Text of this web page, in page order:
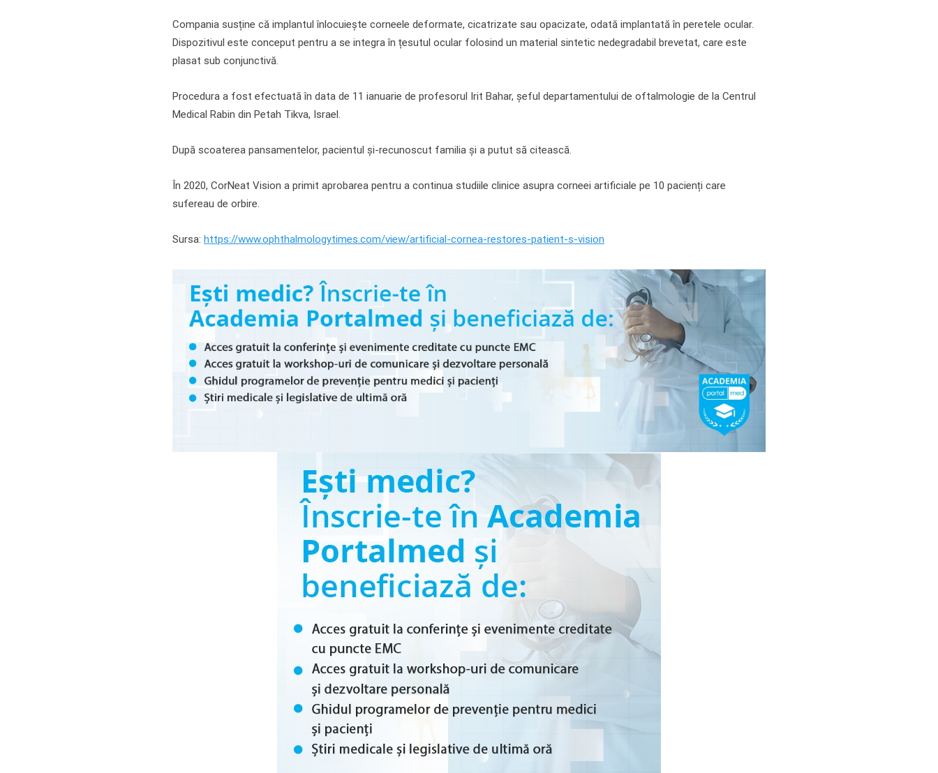
Compania susține că implantul înlocuiește corneele deformate, cicatrizate sau opacizate, odată implantată în peretele ocular.
Dispozitivul este conceput pentru a se integra în țesutul ocular folosind un material sintetic nedegradabil brevetat, care este
plasat sub conjunctivă.
Procedura a fost efectuată în data de 11 ianuarie de profesorul Irit Bahar, șeful departamentului de oftalmologie de la Centrul
Medical Rabin din Petah Tikva, Israel.
După scoaterea pansamentelor, pacientul și-recunoscut familia și a putut să citească.
În 2020, CorNeat Vision a primit aprobarea pentru a continua studiile clinice asupra corneei artificiale pe 10 pacienți care
sufereau de orbire.
Sursa: https://www.ophthalmologytimes.com/view/artificial-cornea-restores-patient-s-vision